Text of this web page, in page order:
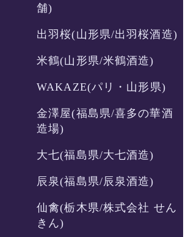
舗)
出羽桜(山形県/出羽桜酒造)
米鶴(山形県/米鶴酒造)
WAKAZE(パリ・山形県)
金澤屋(福島県/喜多の華酒
造場)
大七(福島県/大七酒造)
辰泉(福島県/辰泉酒造)
仙禽(栃木県/株式会社 せん
きん)